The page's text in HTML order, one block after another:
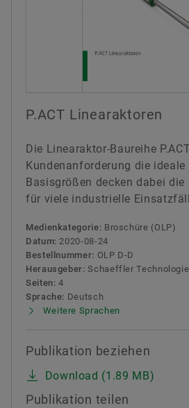
P.ACT Linearaktoren
Die Linearaktor-Baureihe
Kundenanforderung die
Basisgrößen decken dabei
für viele industrielle
Medienkategorie: Broschüre (OLP)
Datum: 2020-08-24
Bestellnummer: OLP D-D
Herausgeber: Schaeffler
Seiten: 4
Sprache: Deutsch
Weitere Sprachen
Publikation beziehen
Download (1.89 MB)
Publikation teilen